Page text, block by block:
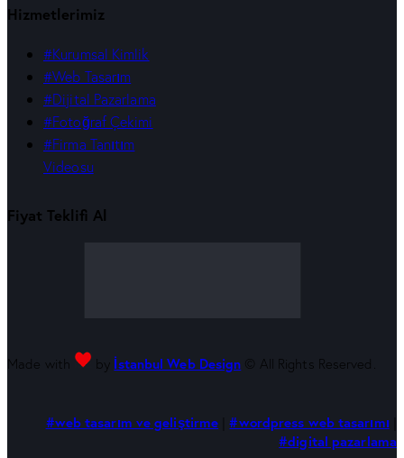
Hizmetlerimiz
#Kurumsal Kimlik
#Web Tasarım
#Dijital Pazarlama
#Fotoğraf Çekimi
#Firma Tanıtım
Videosu
Fiyat Teklifi Al
Made with by İstanbul Web Design © All Rights Reserved.
#web tasarım ve geliştirme |#wordpress web tasarımı|
#digital pazarlama